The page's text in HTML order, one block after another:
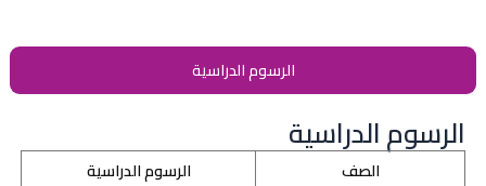
الرسوم الدراسية
الرسوم الدراسية
الصف
الرسوم الدراسية